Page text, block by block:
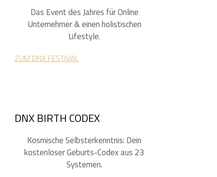
Das Event des Jahres für Online
Unternehmer & einen holistischen
Lifestyle.
ZUM DNX FESTIVAL
DNX BIRTH CODEX
Kosmische Selbsterkenntnis: Dein
kostenloser Geburts-Codex aus 23
Systemen.